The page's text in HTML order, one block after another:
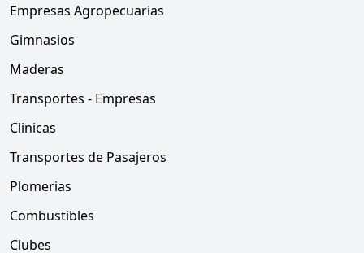
Empresas Agropecuarias
Gimnasios
Maderas
Transportes - Empresas
Clinicas
Transportes de Pasajeros
Plomerias
Combustibles
Clubes